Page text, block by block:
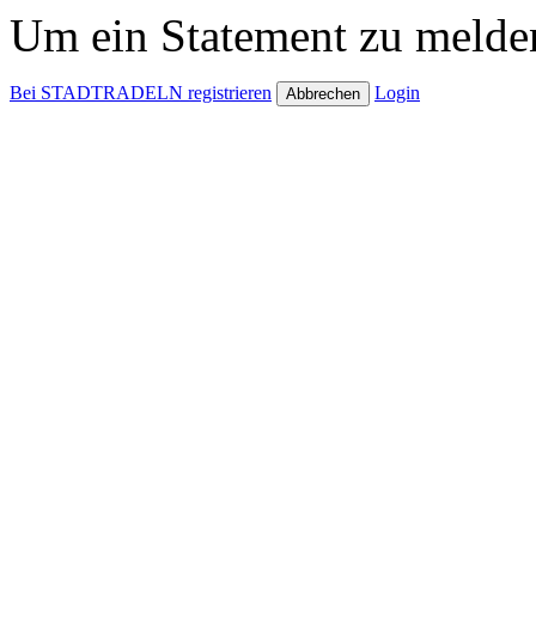
Um ein Statement zu
Bei STADTRADELN registrieren Abbrechen Login